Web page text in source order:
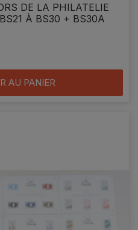
DE LA PHILATELIE
À BS30 + BS30A
AU PANIER